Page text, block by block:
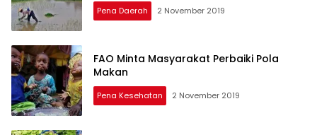
Pena Daerah 2 November 2019
FAO Minta Masyarakat Perbaiki Pola
Makan
Pena Kesehatan 2 November 2019